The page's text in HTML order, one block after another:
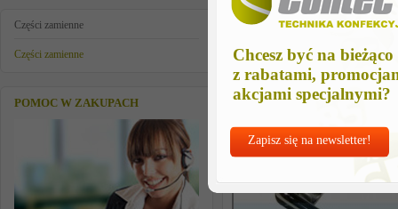
Chcesz być na bieżąco
z rabatami,
akcjami specjalnymi?
Zapisz się na newsletter!
Części zamienne
Części zamienne
POMOC W ZAKUPACH
uchwyt do zelazka